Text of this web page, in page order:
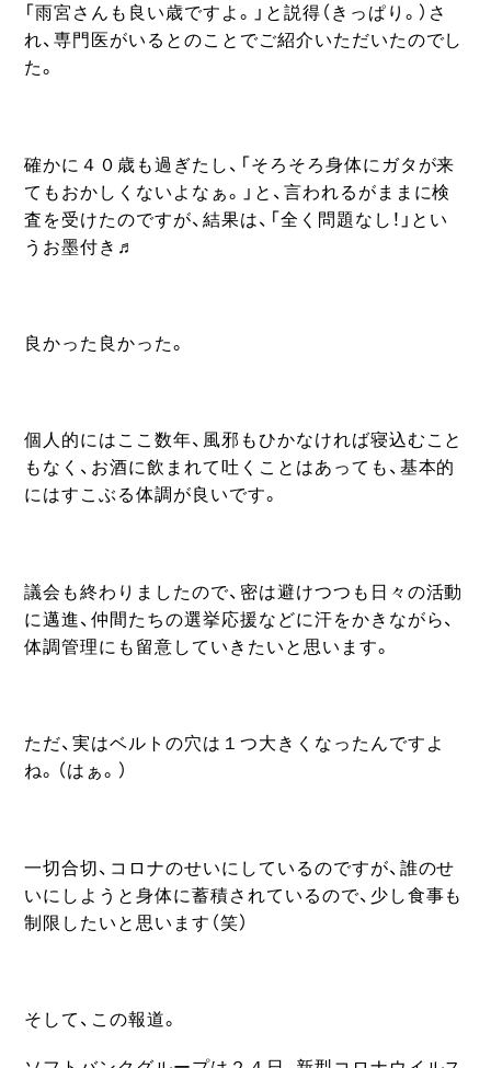
「雨宮さんも良い歳ですよ。」と説得（きっぱり。）さ
れ、専門医がいるとのことでご紹介いただいたのでし
た。
確かに４０歳も過ぎたし、「そろそろ身体にガタが来
てもおかしくないよなぁ。」と、言われるがままに検
査を受けたのですが、結果は、「全く問題なし！」とい
うお墨付き♬
良かった良かった。
個人的にはここ数年、風邪もひかなければ寝込むこと
もなく、お酒に飲まれて吐くことはあっても、基本的
にはすこぶる体調が良いです。
議会も終わりましたので、密は避けつつも日々の活動
に邁進、仲間たちの選挙応援などに汗をかきながら、
体調管理にも留意していきたいと思います。
ただ、実はベルトの穴は１つ大きくなったんですよ
ね。（はぁ。）
一切合切、コロナのせいにしているのですが、誰のせ
いにしようと身体に蓄積されているので、少し食事も
制限したいと思います（笑）
そして、この報道。